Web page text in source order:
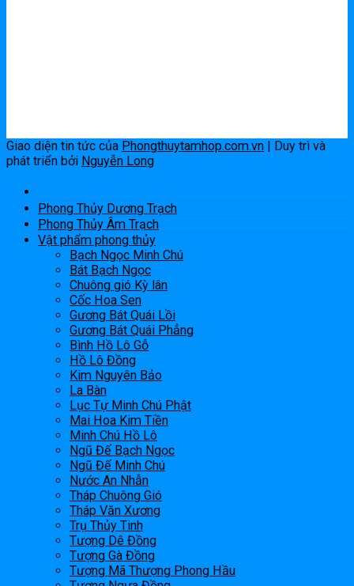
Giao diện tin tức của Phongthuytamhop.com.vn | Duy trì và
phát triển bởi Nguyễn Long
Phong Thủy Dương Trạch
Phong Thủy Âm Trạch
Vật phẩm phong thủy
Bạch Ngọc Minh Chú
Bát Bạch Ngọc
Chuông gió Kỳ lân
Cốc Hoa Sen
Gương Bát Quái Lồi
Gương Bát Quái Phẳng
Bình Hồ Lô Gỗ
Hồ Lô Đồng
Kim Nguyên Bảo
La Bàn
Lục Tự Minh Chú Phật
Mai Hoa Kim Tiền
Minh Chú Hồ Lô
Ngũ Đế Bạch Ngọc
Ngũ Đế Minh Chú
Nước An Nhẫn
Tháp Chuông Gió
Tháp Văn Xương
Trụ Thủy Tinh
Tượng Dê Đồng
Tượng Gà Đồng
Tượng Mã Thượng Phong Hầu